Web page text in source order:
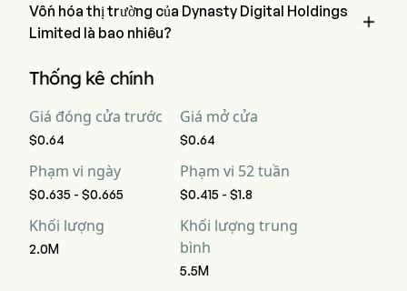
Vốn hóa thị trường của Dynasty Digital Holdings
Limited là bao nhiêu?

Limited là $1.1B
Thống kê chính
Giá đóng cửa trước
$0.64
Giá mở cửa
$0.64
Phạm vi ngày
$0.635 - $0.665
Phạm vi 52 tuần
$0.415 - $1.8
Khối lượng
2.0M
Khối lượng trung
bình
5.5M